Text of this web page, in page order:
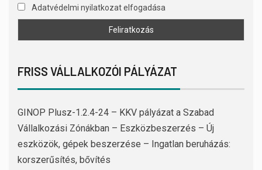
Adatvédelmi nyilatkozat elfogadása
FRISS VÁLLALKOZÓI PÁLYÁZAT
GINOP Plusz-1.2.4-24 – KKV pályázat a Szabad
Vállalkozási Zónákban – Eszközbeszerzés – Új
eszközök, gépek beszerzése – Ingatlan beruházás:
korszerűsítés, bővítés